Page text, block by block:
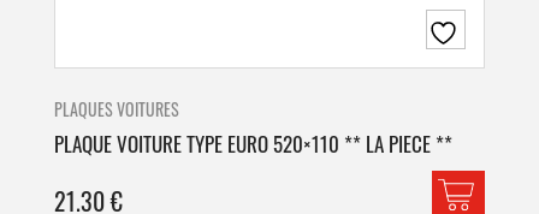
PLAQUES VOITURES
PLAQUE VOITURE TYPE EURO 520×110 ** LA PIECE **
21.30€